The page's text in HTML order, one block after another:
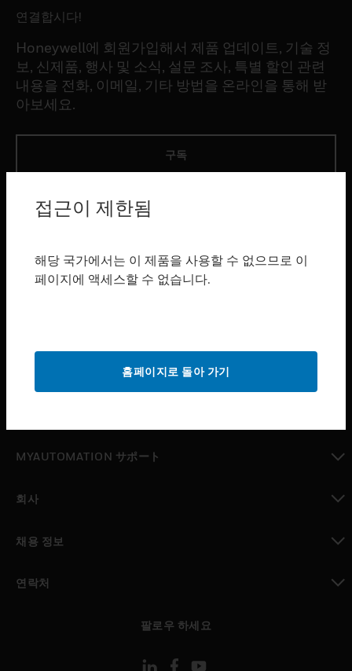
연결합시다!
Honeywell에 회원가입해서 제품 업데이트, 기술 정
보, 신제품, 행사 및 소식, 설문 조사, 특별 할인 관련
내용을 전화, 이메일, 기타 방법을 온라인을 통해 받
아보세요.
구독
제품
toggle view
서비스
MYAUTOMATION サポート
회사
채용 정보
연락처
팔로우 하세요
접근이 제한됨
해당 국가에서는 이 제품을 사용할 수 없으므로 이
페이지에 액세스할 수 없습니다.
홈페이지로 돌아 가기